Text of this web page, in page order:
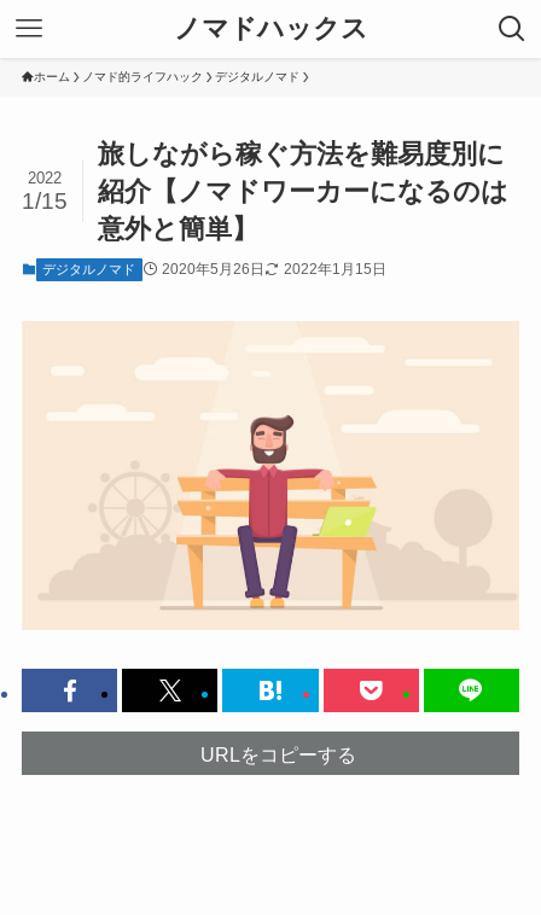
ノマドハックス
ホーム ノマド的ライフハック デジタルノマド
旅しながら稼ぐ方法を難易度別に
紹介【ノマドワーカーになるのは
意外と簡単】
2022
1/15
デジタルノマド 2020年5月26日 2022年1月15日
URLをコピーする